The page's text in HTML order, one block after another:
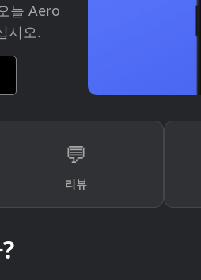
늘 Aero
시오.
💬
리뷰